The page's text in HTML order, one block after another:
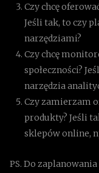
Czy chcę
Jeśli tak, to czy
narzędziami?
Czy chcę
społeczności?
narzędzia
Czy zamierzam
produkty? Jeśli
sklepów online,
PS. Do